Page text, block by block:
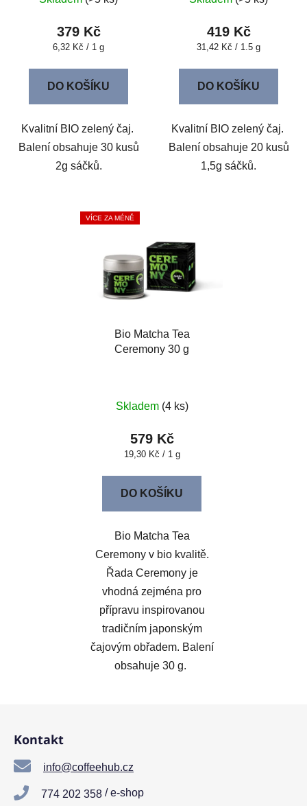
379 Kč
Měrná
6,32 Kč / 1 g
DO KOŠÍKU
Kvalitní BIO zelený čaj.
Balení obsahuje 30 kusů
2g sáčků.
419 Kč
Měrná
31,42 Kč / 1.5 g
DO KOŠÍKU
Kvalitní BIO zelený čaj.
Balení obsahuje 20 kusů
1,5g sáčků.
VÍCE ZA MÉNĚ
Bio Matcha Tea
Ceremony 30 g
Skladem (4 ks)
579 Kč
Měrná
19,30 Kč / 1 g
DO KOŠÍKU
Bio Matcha Tea
Ceremony v bio kvalitě.
Řada Ceremony je
vhodná zejména pro
přípravu inspirovanou
tradičním japonským
čajovým obřadem. Balení
obsahuje 30 g.
Kontakt
info@coffeehub.cz
774 202 358 / e-shop